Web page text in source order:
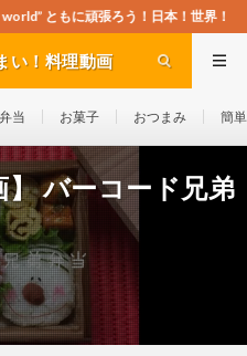
ろう！日本！世界！
い！料理動画
当 お菓子 おつまみ 簡
】 バーコード兄弟